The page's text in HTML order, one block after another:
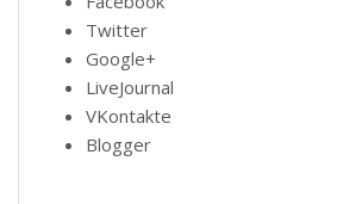
Twitter
Google+
LiveJournal
VKontakte
Blogger